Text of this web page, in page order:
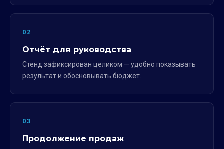
02
Отчёт для руководства
Стенд зафиксирован целиком — удобно показывать
результат и обосновывать бюджет.
03
Продолжение продаж